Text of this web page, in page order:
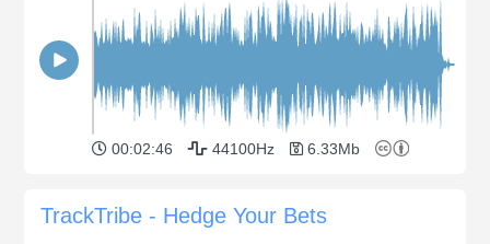
00:02:46 44100Hz 6.33Mb
TrackTribe - Hedge Your Bets